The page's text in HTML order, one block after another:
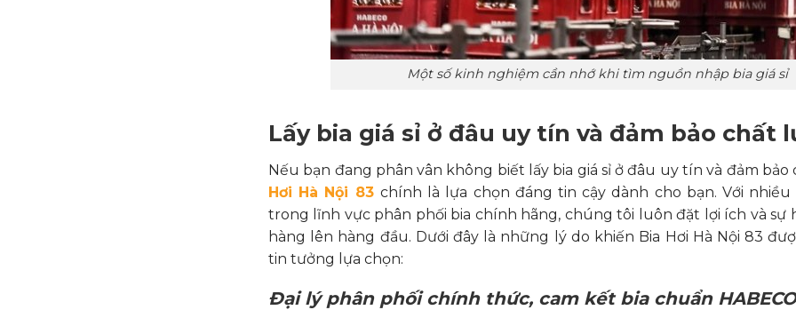
Một số kinh nghiệm cần nhớ khi tìm nguồn nhập bia giá sỉ
Lấy bia giá sỉ ở đâu uy tín và đảm bảo chất
Nếu bạn đang phân vân không biết lấy bia giá sỉ ở đâu uy tín và đảm
Hơi Hà Nội 83 chính là lựa chọn đáng tin cậy dành cho bạn. Với
trong lĩnh vực phân phối bia chính hãng, chúng tôi luôn đặt lợi ích và sự
hàng lên hàng đầu. Dưới đây là những lý do khiến Bia Hơi Hà Nội 83
tin tưởng lựa chọn:
Đại lý phân phối chính thức, cam kết bia chuẩn HABECO